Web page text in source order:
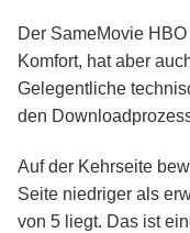
Der SameMovie
Komfort, hat aber
Gelegentliche
den
Auf der Kehrseite
Seite niedriger als
von 5 liegt. Das ist